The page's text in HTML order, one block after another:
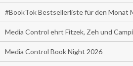
#BookTok Bestsellerliste für den Monat
Media Control ehrt Fitzek, Zeh und
Media Control Book Night 2026